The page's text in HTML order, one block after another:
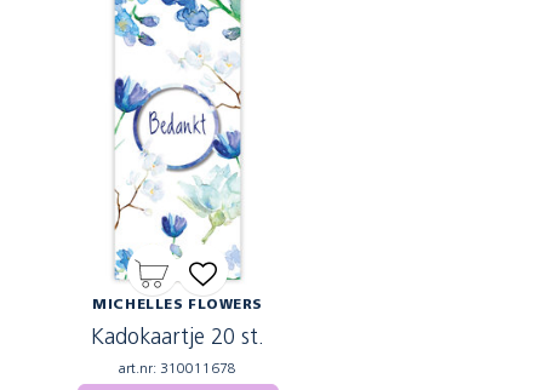
MICHELLES FLOWERS
Kadokaartje 20 st.
art.nr: 310011678